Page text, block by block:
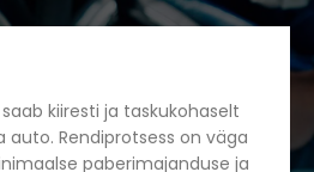
kiiresti ja taskukohaselt
Rendiprotsess on väga
paberimajanduse ja